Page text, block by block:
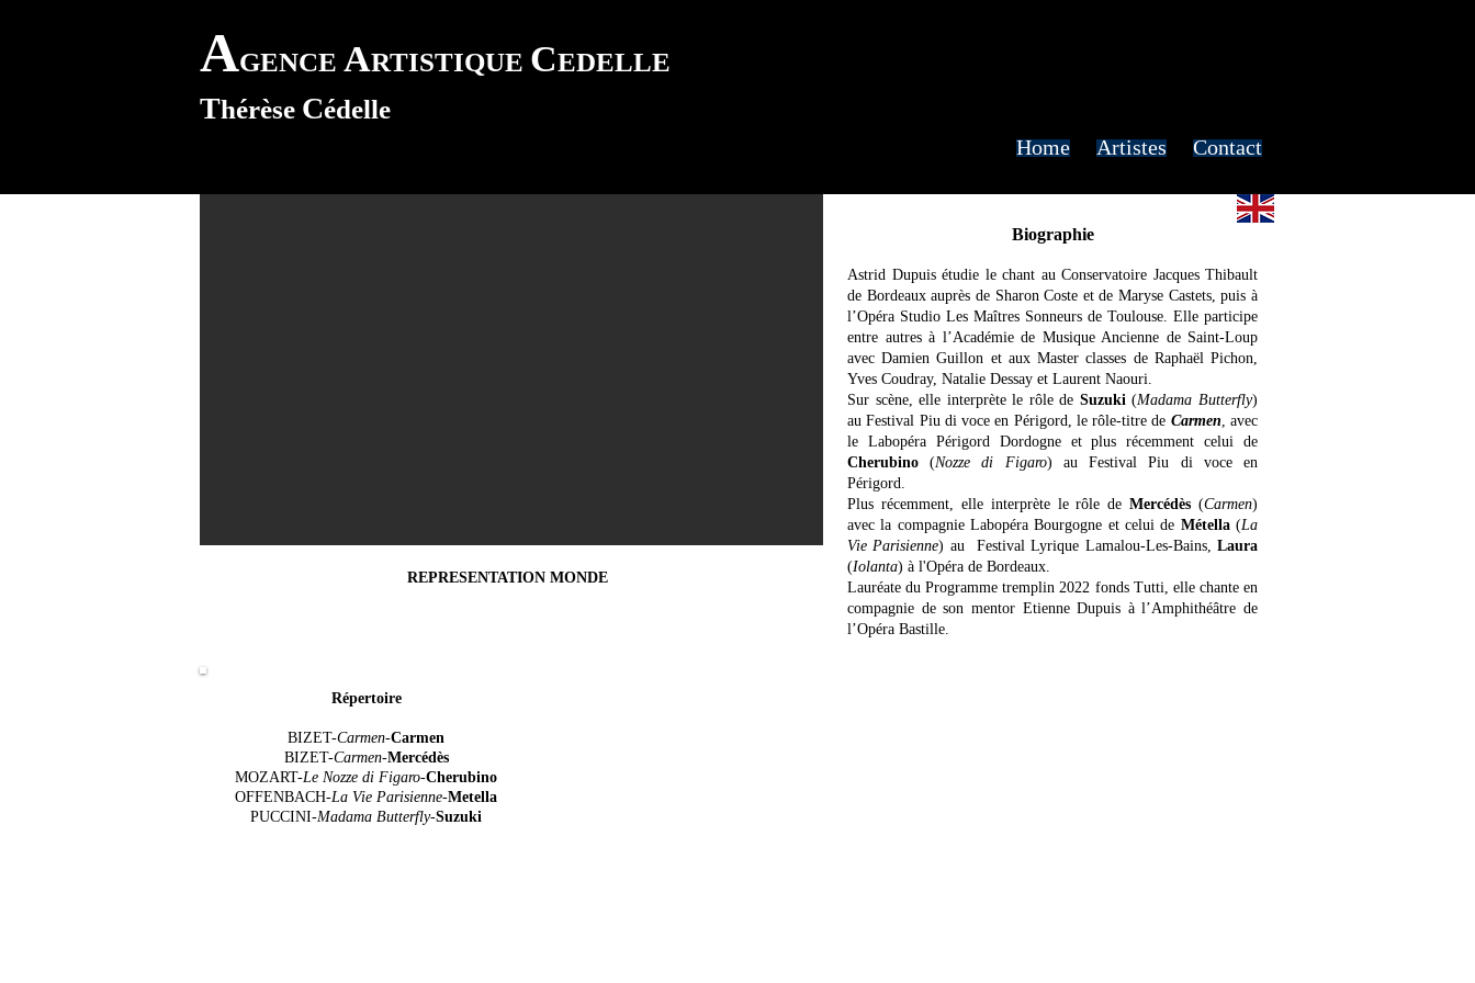
AGENCE ARTISTIQUE CEDELLE
Thérèse Cédelle
Home Artistes Contact
REPRESENTATION MONDE
Répertoire
BIZET-Carmen-Carmen
BIZET-Carmen-Mercédès
MOZART-Le Nozze di Figaro-Cherubino
OFFENBACH-La Vie Parisienne-Metella
PUCCINI-Madama Butterfly-Suzuki
Biographie
Astrid Dupuis étudie le chant au Conservatoire Jacques Thibault
de Bordeaux auprès de Sharon Coste et de Maryse Castets, puis à
l’Opéra Studio Les Maîtres Sonneurs de Toulouse. Elle participe
entre autres à l’Académie de Musique Ancienne de Saint-Loup
avec Damien Guillon et aux Master classes de Raphaël Pichon,
Yves Coudray, Natalie Dessay et Laurent Naouri.
Sur scène, elle interprète le rôle de Suzuki(Madama Butterfly)
au Festival Piu di voce en Périgord, le rôle-titre de Carmen, avec
le Labopéra Périgord Dordogne et plus récemment celui de
Cherubino(Nozze di Figaro) au Festival Piu di voce en
Périgord.
Plus récemment, elle interprète le rôle deMercédès (Carmen)
avec la compagnie Labopéra Bourgogne et celui de Métella(La
Vie Parisienne) au Festival Lyrique Lamalou-Les-Bains,Laura
(Iolanta) à l'Opéra de Bordeaux.
Lauréate du Programme tremplin 2022 fonds Tutti, elle chante en
compagnie de son mentor Etienne Dupuis à l’Amphithéâtre de
l’Opéra Bastille.